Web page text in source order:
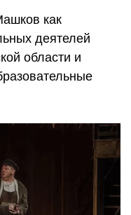
как
деятелей
области и